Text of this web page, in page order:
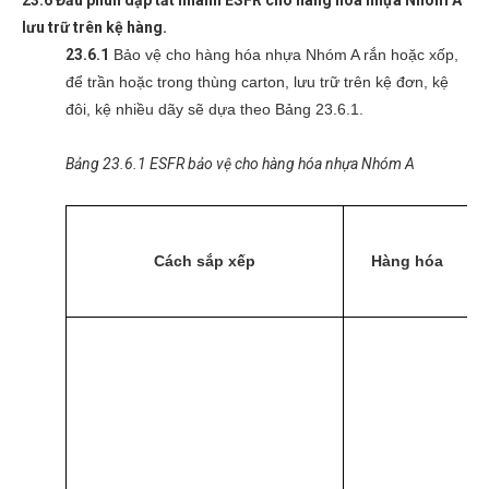
lưu trữ trên kệ hàng.
23.6.1 Bảo vệ cho hàng hóa nhựa Nhóm A rắn hoặc xốp,
để trần hoặc trong thùng carton, lưu trữ trên kệ đơn, kệ
đôi, kệ nhiều dãy sẽ dựa theo Bảng 23.6.1.
Bảng 23.6.1 ESFR bảo vệ cho hàng hóa nhựa Nhóm A
Cách sắp xếp Hàng hóa